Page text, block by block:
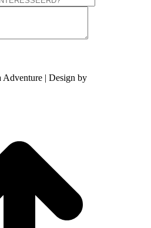
| Design by